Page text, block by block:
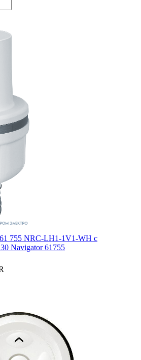
755 NRC-LH1-1V1-WH с
Navigator 61755